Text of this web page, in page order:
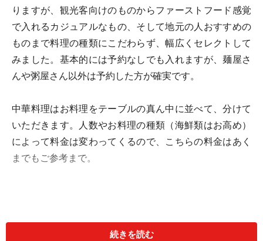
りますが、観光客向けのものからファーストフード感覚
で入れるカジュアルなもの、そして地元の人おすすめの
ものまで料理の種類にこだわらず、幅広くセレクトして
みました。基本的には予約なしでも入れますが、麺屋さ
んや粥屋さん以外は予約した方が確実です。
中華料理はお料理をテーブルの真ん中に並べて、分けて
いただきます。人数やお料理の種類（海鮮類はお高め）
によって料金は変わってくるので、こちらの料金はあく
までもご参考まで。
続きを読む